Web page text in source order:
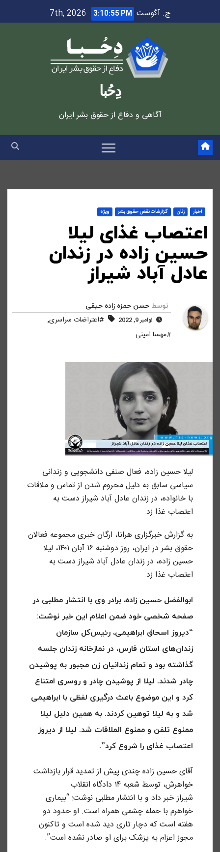
to
ج. آگوست 7th, 2026 3:10:56 PM
دِحُبا
آگاهی و دفاع از حقوق بشر ایران
اخبار زنان گزارشات نقض حقوق بشر ویژه
اعتصاب غذای لیلا
حسین زاده در زندان
عادل آباد شیراز
توسط حسن حمزه زاده حیقی
نوامبر 9, 2022 #اعتراضات سراسری,
#مهسا امینی
لیلا حسین زاده، فعال صنفی دانشجویی و زندانی
سیاسی سابق به دلیل محروم شدن از تماس و ملاقات
با خانواده، در زندان عادل آباد شیراز دست به
اعتصاب غذا زد.
به گزارش خبرگزاری هرانا، ارگان خبری مجموعه فعالان
حقوق بشر در ایران، روز دوشنبه ۱۶ آبان ۱۴۰۱، لیلا
حسین زاده، در زندان عادل آباد شیراز دست به
اعتصاب غذا زد.
ابوالفضل حسین زاده، برادر وی با انتشار مطلبی در
صفحه شخصی خود ضمن اعلام این خبر نوشت:
“دیروز اسحاق ابراهیمی، رئیس‌کل سازمان
زندان‌های استان فارس، در نمازخانه‌ زندان جلسه
گذاشته بود و تمام زندانیان زن مجبور به پوشیدن
چادر شدند. لیلا از پوشیدن چادر و روسری امتناع
کرد و این موضوع باعث درگیری لفظی با ابراهیمی
شد و به لیلا توهین کردند. به همین دلیل لیلا
ممنوع تلفن و ممنوع الملاقات شد. لیلا از دیروز
اعتصاب غذای را شروع کرد”.
آقای حسین زاده چندی پیش از تمدید قرار بازداشت
خواهرش، توسط شعبه ۱۴ دادگاه انقلاب
شیراز خبر داد و با انتشار مطلبی نوشت: “بیماری
خواهرم با حمله‌ چشمی همراه است. او حدود دو
هفته است که دچار تاری دید شده است و تاکنون
مجوز اعزام به پزشک برای او صادر نشده است”.